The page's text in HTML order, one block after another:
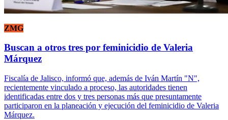
ZMG
Buscan a otros tres por feminicidio de Valeria
Márquez
Fiscalía de Jalisco, informó que, además de Iván Martín "N",
recientemente vinculado a proceso, las autoridades tienen
identificadas entre dos y tres personas más que presuntamente
participaron en la planeación y ejecución del feminicidio de Valeria
Márquez.